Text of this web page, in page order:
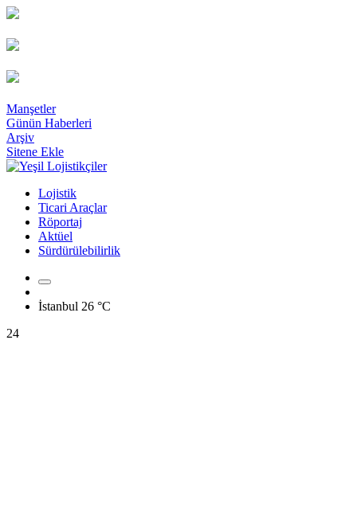
Manşetler
Günün Haberleri
Arşiv
Sitene Ekle
Lojistik
Ticari Araçlar
Röportaj
Aktüel
Sürdürülebilirlik
İstanbul 26 °C
24